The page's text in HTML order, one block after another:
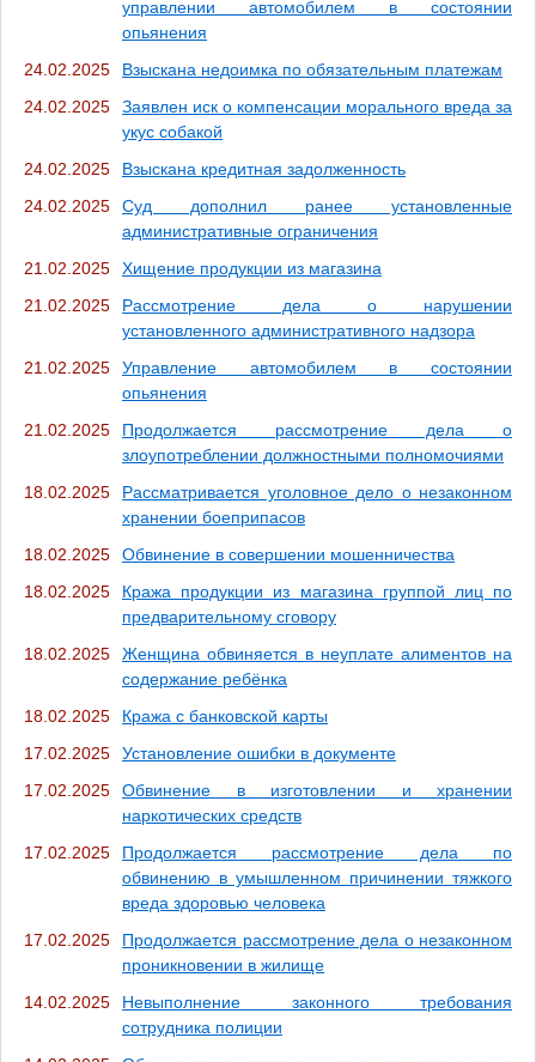
управлении автомобилем в состоянии
опьянения
24.02.2025
Взыскана недоимка по обязательным платежам
24.02.2025
Заявлен иск о компенсации морального вреда за
укус собакой
24.02.2025
Взыскана кредитная задолженность
24.02.2025
Суд дополнил ранее установленные
административные ограничения
21.02.2025
Хищение продукции из магазина
21.02.2025
Рассмотрение дела о нарушении
установленного административного надзора
21.02.2025
Управление автомобилем в состоянии
опьянения
21.02.2025
Продолжается рассмотрение дела о
злоупотреблении должностными полномочиями
18.02.2025
Рассматривается уголовное дело о незаконном
хранении боеприпасов
18.02.2025
Обвинение в совершении мошенничества
18.02.2025
Кража продукции из магазина группой лиц по
предварительному сговору
18.02.2025
Женщина обвиняется в неуплате алиментов на
содержание ребёнка
18.02.2025
Кража с банковской карты
17.02.2025
Установление ошибки в документе
17.02.2025
Обвинение в изготовлении и хранении
наркотических средств
17.02.2025
Продолжается рассмотрение дела по
обвинению в умышленном причинении тяжкого
вреда здоровью человека
17.02.2025
Продолжается рассмотрение дела о незаконном
проникновении в жилище
14.02.2025
Невыполнение законного требования
сотрудника полиции